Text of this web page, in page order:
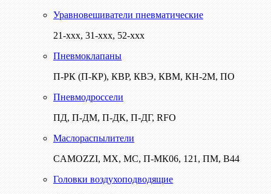
Уравновешиватели пневматические
21-ххх, 31-ххх, 52-ххх
Пневмоклапаны
П-РК (П-КР), КВР, КВЭ, КВМ, КН-2М, ПО
Пневмодроссели
ПД, П-ДМ, П-ДК, П-ДГ, RFO
Маслораспылители
CAMOZZI, МХ, МС, П-МК06, 121, ПМ, В44
Головки воздухоподводящие